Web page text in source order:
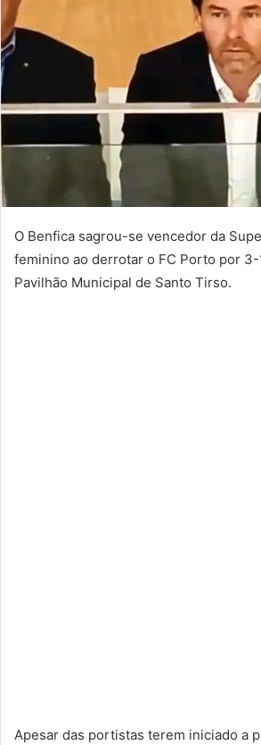
O Benfica sagrou-se vencedor da
feminino ao derrotar o FC Porto por 3-
Pavilhão Municipal de Santo Tirso.
Apesar das portistas terem iniciado a